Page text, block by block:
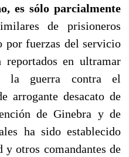
es sólo parcialmente
de prisioneros
por fuerzas del servicio
reportados en ultramar
la guerra contra el
arrogante desacato de
de Ginebra y de
ha sido establecido
y otros comandantes de